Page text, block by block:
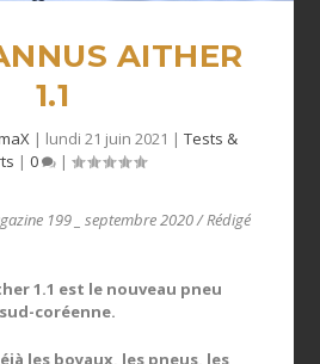
AITHER
1.1
| lundi 21 juin 2021 | Tests &
| 0 |
199 _ septembre 2020 / Rédigé
1.1 est le nouveau pneu
coréenne.
les boyaux, les pneus, les